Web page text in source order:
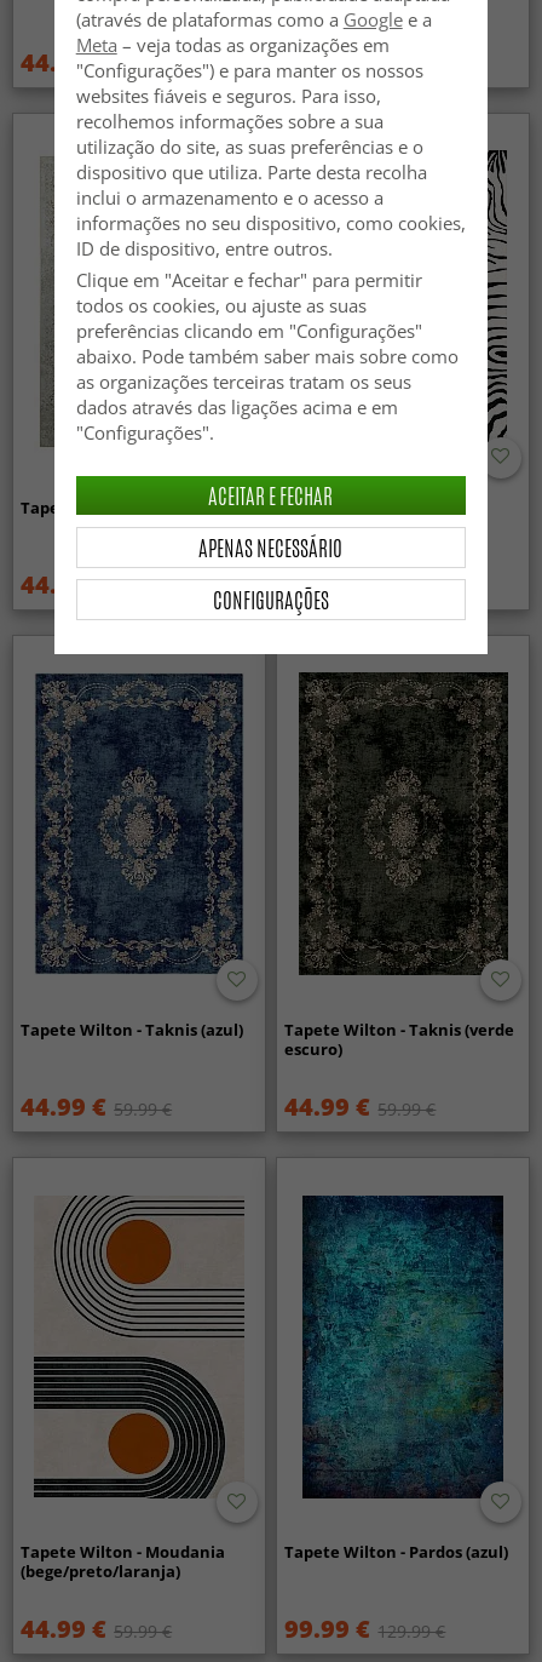
44.99 € 59.99 € 44.99 € 59.99 €
Tapete Wilton - Mateur (bege)
44.99 € 59.99 €
Tapete Wilton - Zebra
(preto/branco)
44.99 € 59.99 €
Tapete Wilton - Taknis (azul)
44.99 € 59.99 €
Tapete Wilton - Taknis (verde
escuro)
44.99 € 59.99 €
Tapete Wilton - Moudania
(bege/preto/laranja)
44.99 € 59.99 €
Tapete Wilton - Pardos (azul)
99.99 € 129.99 €
(através de plataformas como a Googlee a
Meta – veja todas as organizações em
"Configurações") e para manter os nossos
websites fiáveis e seguros. Para isso,
recolhemos informações sobre a sua
utilização do site, as suas preferências e o
dispositivo que utiliza. Parte desta recolha
inclui o armazenamento e o acesso a
informações no seu dispositivo, como cookies,
ID de dispositivo, entre outros.
Clique em "Aceitar e fechar" para permitir
todos os cookies, ou ajuste as suas
preferências clicando em "Configurações"
abaixo. Pode também saber mais sobre como
as organizações terceiras tratam os seus
dados através das ligações acima e em
"Configurações".
CONFIGURAÇÕES
APENAS NECESSÁRIO
ACEITAR E FECHAR